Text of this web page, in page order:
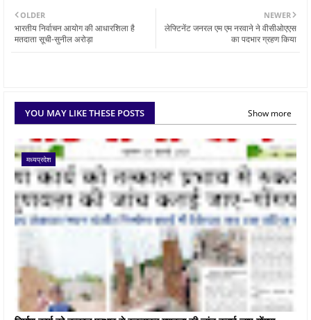
NEWER
लेफ्टिनेंट जनरल एम एम नरवाने ने वीसीओएएस
का पदभार ग्रहण किया
OLDER
भारतीय निर्वाचन आयोग की आधारशिला है
मतदाता सूची-सुनील अरोड़ा
YOU MAY LIKE THESE POSTS Show more
मध्यप्रदेश